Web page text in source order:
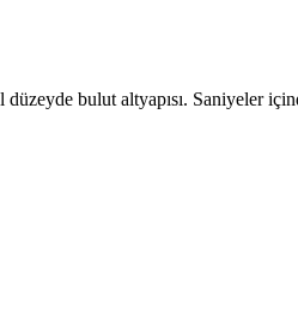
bulut altyapısı. Saniyeler